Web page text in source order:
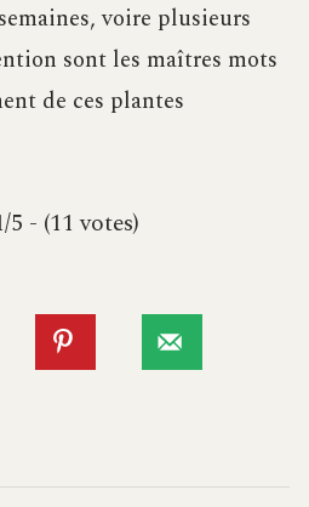
voire plusieurs
sont les maîtres mots
de ces plantes
5 - (11 votes)